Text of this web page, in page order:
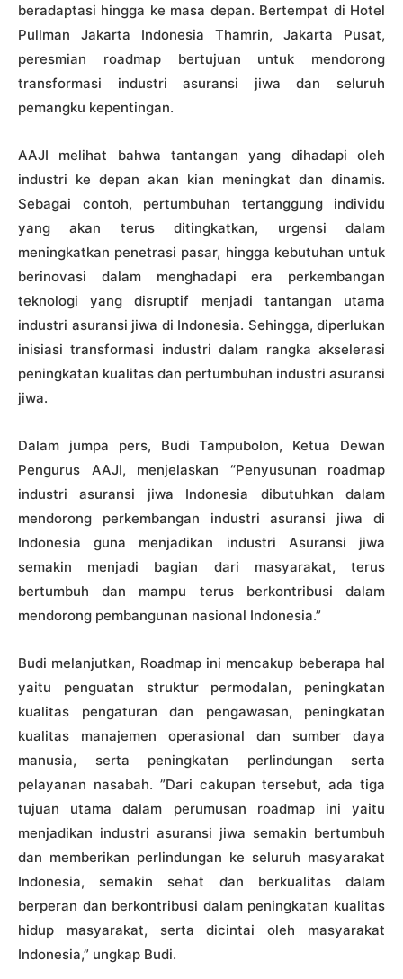
beradaptasi hingga ke masa depan. Bertempat di Hotel
Pullman Jakarta Indonesia Thamrin, Jakarta Pusat,
peresmian roadmap bertujuan untuk mendorong
transformasi industri asuransi jiwa dan seluruh
pemangku kepentingan.
AAJI melihat bahwa tantangan yang dihadapi oleh
industri ke depan akan kian meningkat dan dinamis.
Sebagai contoh, pertumbuhan tertanggung individu
yang akan terus ditingkatkan, urgensi dalam
meningkatkan penetrasi pasar, hingga kebutuhan untuk
berinovasi dalam menghadapi era perkembangan
teknologi yang disruptif menjadi tantangan utama
industri asuransi jiwa di Indonesia. Sehingga, diperlukan
inisiasi transformasi industri dalam rangka akselerasi
peningkatan kualitas dan pertumbuhan industri asuransi
jiwa.
Dalam jumpa pers, Budi Tampubolon, Ketua Dewan
Pengurus AAJI, menjelaskan “Penyusunan roadmap
industri asuransi jiwa Indonesia dibutuhkan dalam
mendorong perkembangan industri asuransi jiwa di
Indonesia guna menjadikan industri Asuransi jiwa
semakin menjadi bagian dari masyarakat, terus
bertumbuh dan mampu terus berkontribusi dalam
mendorong pembangunan nasional Indonesia.”
Budi melanjutkan, Roadmap ini mencakup beberapa hal
yaitu penguatan struktur permodalan, peningkatan
kualitas pengaturan dan pengawasan, peningkatan
kualitas manajemen operasional dan sumber daya
manusia, serta peningkatan perlindungan serta
pelayanan nasabah. ”Dari cakupan tersebut, ada tiga
tujuan utama dalam perumusan roadmap ini yaitu
menjadikan industri asuransi jiwa semakin bertumbuh
dan memberikan perlindungan ke seluruh masyarakat
Indonesia, semakin sehat dan berkualitas dalam
berperan dan berkontribusi dalam peningkatan kualitas
hidup masyarakat, serta dicintai oleh masyarakat
Indonesia,” ungkap Budi.